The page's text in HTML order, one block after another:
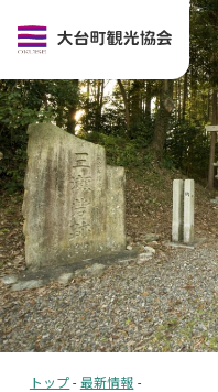
トップ - 最新情報 -